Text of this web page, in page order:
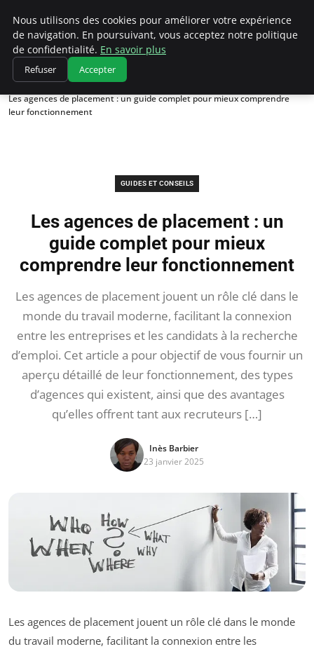
Chasseur De Tête
Accueil
Guides et Conseils
Les agences de placement : un guide complet pour mieux comprendre
leur fonctionnement
GUIDES ET CONSEILS
Les agences de placement : un
guide complet pour mieux
comprendre leur fonctionnement
Les agences de placement jouent un rôle clé dans le
monde du travail moderne, facilitant la connexion
entre les entreprises et les candidats à la recherche
d’emploi. Cet article a pour objectif de vous fournir un
aperçu détaillé de leur fonctionnement, des types
d’agences qui existent, ainsi que des avantages
qu’elles offrent tant aux recruteurs […]
Inès Barbier
23 janvier 2025
Les agences de placement jouent un rôle clé dans le monde
du travail moderne, facilitant la connexion entre les
Nous utilisons des cookies pour améliorer votre expérience
de navigation. En poursuivant, vous acceptez notre politique
de confidentialité. En savoir plus
Refuser Accepter